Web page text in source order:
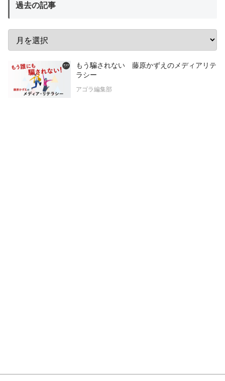
過去の記事
もう騙されない 藤原かずえのメディアリテ
ラシー
アゴラ編集部